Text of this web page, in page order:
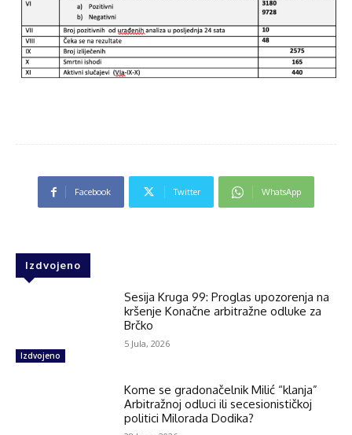
Facebook Twitter WhatsApp
Izdvojeno
Izdvojeno
Sesija Kruga 99: Proglas upozorenja na
kršenje Konačne arbitražne odluke za
Brčko
5 Jula, 2026
Kome se gradonačelnik Milić “klanja”
Arbitražnoj odluci ili secesionističkoj
politici Milorada Dodika?